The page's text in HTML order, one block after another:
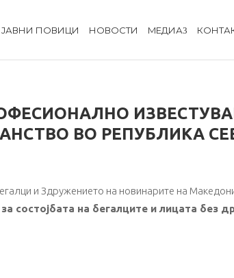
ЈАВНИ ПОВИЦИ НОВОСТИ MЕДИА
ВО РЕПУБЛИКА
и Здружението на новинарите на
состојбата на бегалците и лицата без